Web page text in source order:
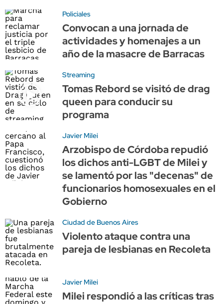
Policiales
Convocan a una jornada de
actividades y homenajes a un
año de la masacre de Barracas
Streaming
Tomas Rebord se visitó de drag
queen para conducir su
programa
Javier Milei
Arzobispo de Córdoba repudió
los dichos anti-LGBT de Milei y
se lamentó por las "decenas" de
funcionarios homosexuales en el
Gobierno
Ciudad de Buenos Aires
Violento ataque contra una
pareja de lesbianas en Recoleta
Javier Milei
Milei respondió a las críticas tras